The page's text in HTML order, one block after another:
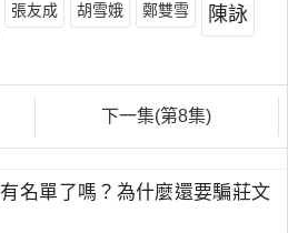
張友成 胡雪娥 鄭雙雪 陳詠
下一集(第8集)
名單了嗎？為什麼還要騙莊文